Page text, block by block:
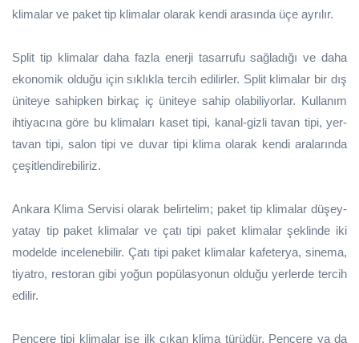
klimalar ve paket tip klimalar olarak kendi arasında üçe ayrılır.
Split tip klimalar daha fazla enerji tasarrufu sağladığı ve daha
ekonomik olduğu için sıklıkla tercih edilirler. Split klimalar bir dış
üniteye sahipken birkaç iç üniteye sahip olabiliyorlar. Kullanım
ihtiyacına göre bu klimaları kaset tipi, kanal-gizli tavan tipi, yer-
tavan tipi, salon tipi ve duvar tipi klima olarak kendi aralarında
çeşitlendirebiliriz.
Ankara Klima Servisi olarak belirtelim; paket tip klimalar düşey-
yatay tip paket klimalar ve çatı tipi paket klimalar şeklinde iki
modelde incelenebilir. Çatı tipi paket klimalar kafeterya, sinema,
tiyatro, restoran gibi yoğun popülasyonun olduğu yerlerde tercih
edilir.
Pencere tipi klimalar ise ilk çıkan klima türüdür. Pencere ya da